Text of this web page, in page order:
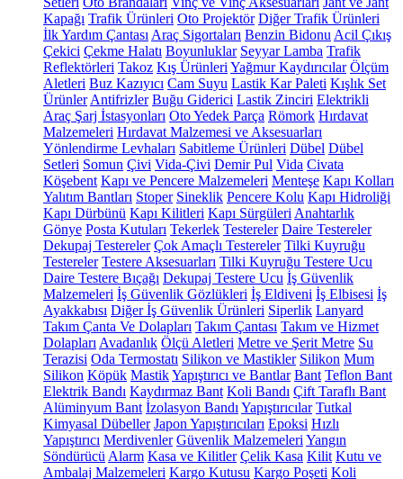
Kapağı Trafik Ürünleri Oto Projektör Diğer Trafik Ürünleri
İlk Yardım Çantası Araç Sigortaları Benzin Bidonu Acil Çıkış
Çekici Çekme Halatı Boyunluklar Seyyar Lamba Trafik
Reflektörleri Takoz Kış Ürünleri Yağmur Kaydırıcılar Ölçüm
Aletleri Buz Kazıyıcı Cam Suyu Lastik Kar Paleti Kışlık Set
Ürünler Antifrizler Buğu Giderici Lastik Zinciri Elektrikli
Araç Şarj İstasyonları Oto Yedek Parça Römork Hırdavat
Malzemeleri Hırdavat Malzemesi ve Aksesuarları
Yönlendirme Levhaları Sabitleme Ürünleri Dübel Dübel
Setleri Somun Çivi Vida-Çivi Demir Pul Vida Civata
Köşebent Kapı ve Pencere Malzemeleri Menteşe Kapı Kolları
Yalıtım Bantları Stoper Sineklik Pencere Kolu Kapı Hidroliği
Kapı Dürbünü Kapı Kilitleri Kapı Sürgüleri Anahtarlık
Gönye Posta Kutuları Tekerlek Testereler Daire Testereler
Dekupaj Testereler Çok Amaçlı Testereler Tilki Kuyruğu
Testereler Testere Aksesuarları Tilki Kuyruğu Testere Ucu
Daire Testere Bıçağı Dekupaj Testere Ucu İş Güvenlik
Malzemeleri İş Güvenlik Gözlükleri İş Eldiveni İş Elbisesi İş
Ayakkabısı Diğer İş Güvenlik Ürünleri Siperlik Lanyard
Takım Çanta Ve Dolapları Takım Çantası Takım ve Hizmet
Dolapları Avadanlık Ölçü Aletleri Metre ve Şerit Metre Su
Terazisi Oda Termostatı Silikon ve Mastikler Silikon Mum
Silikon Köpük MastikYapıştırıcı ve Bantlar Bant Teflon Bant
Elektrik Bandı Kaydırmaz Bant Koli Bandı Çift Taraflı Bant
Alüminyum Bant İzolasyon Bandı Yapıştırıcılar Tutkal
Kimyasal Dübeller Japon Yapıştırıcıları Epoksi Hızlı
Yapıştırıcı Merdivenler Güvenlik Malzemeleri Yangın
Söndürücü Alarm Kasa ve Kilitler Çelik Kasa Kilit Kutu ve
Ambalaj Malzemeleri Kargo Kutusu Kargo Poşeti Koli